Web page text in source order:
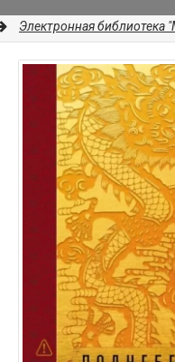
Электронная библиотека